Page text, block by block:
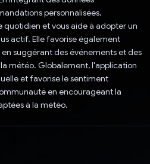
personnalisées,
et vous aide à adopter un
actif. Elle favorise également
suggérant des événements et des
météo. Globalement, l'application
et favorise le sentiment
en encourageant la
à la météo.